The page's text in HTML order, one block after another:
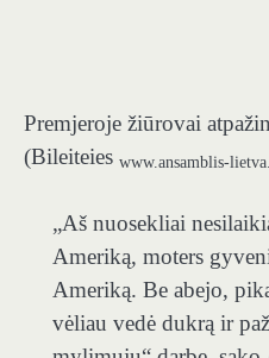
Premjeroje žiūrovai
(Bileiteies www.ansamblis-
„Aš nuosekliai
Ameriką, moters
Ameriką. Be abejo,
vėliau vedė dukrą ir